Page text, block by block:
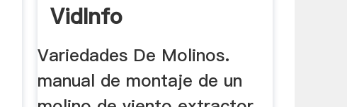
VidInfo
Variedades De Molinos.
manual de montaje de un